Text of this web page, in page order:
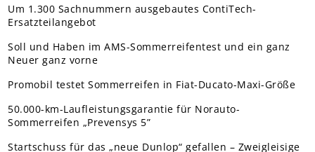
Um 1.300 Sachnummern ausgebautes ContiTech-
Ersatzteilangebot
Soll und Haben im AMS-Sommerreifentest und ein ganz
Neuer ganz vorne
Promobil testet Sommerreifen in Fiat-Ducato-Maxi-Größe
50.000-km-Laufleistungsgarantie für Norauto-
Sommerreifen „Prevensys 5”
Startschuss für das „neue Dunlop“ gefallen – Zweigleisige